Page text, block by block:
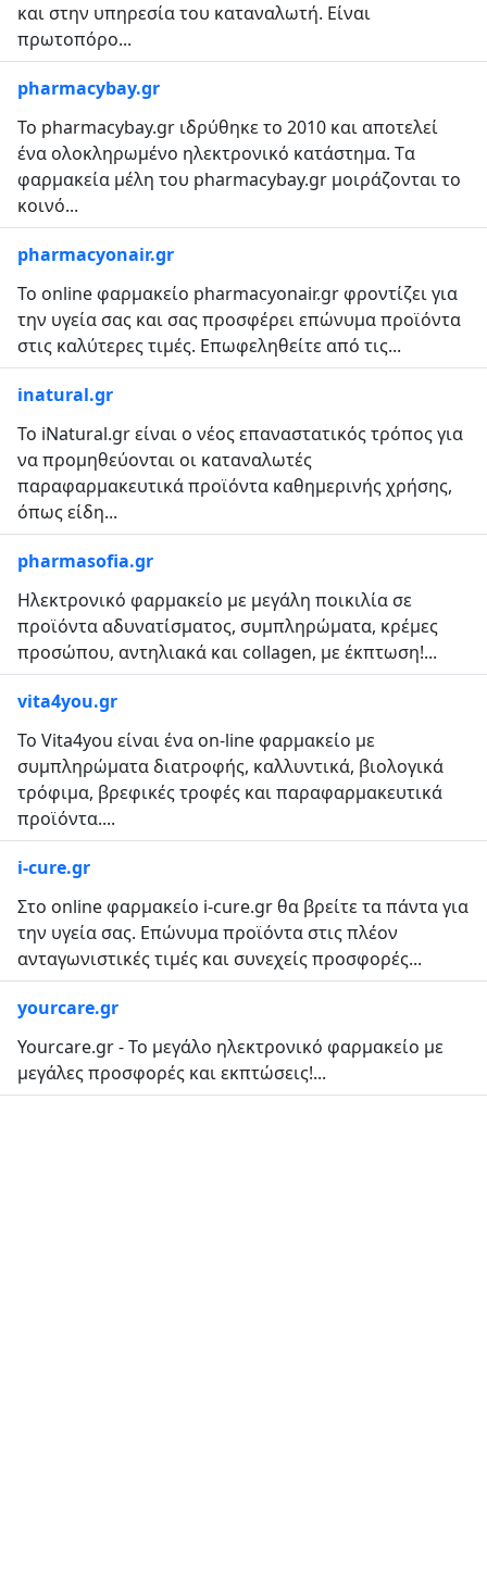
και στην υπηρεσία του καταναλωτή. Είναι
πρωτοπόρο...
pharmacybay.gr
Το pharmacybay.gr ιδρύθηκε το 2010 και αποτελεί
ένα ολοκληρωμένο ηλεκτρονικό κατάστημα. Tα
φαρμακεία μέλη του pharmacybay.gr μοιράζονται το
κοινό...
pharmacyonair.gr
Το online φαρμακείο pharmacyonair.gr φροντίζει για
την υγεία σας και σας προσφέρει επώνυμα προϊόντα
στις καλύτερες τιμές. Επωφεληθείτε από τις...
inatural.gr
Το iΝatural.gr είναι ο νέος επαναστατικός τρόπος για
να προμηθεύονται οι καταναλωτές
παραφαρμακευτικά προϊόντα καθημερινής χρήσης,
όπως είδη...
pharmasofia.gr
Ηλεκτρονικό φαρμακείο με μεγάλη ποικιλία σε
προϊόντα αδυνατίσματος, συμπληρώματα, κρέμες
προσώπου, αντηλιακά και collagen, με έκπτωση!...
vita4you.gr
Το Vita4you είναι ένα on-line φαρμακείο με
συμπληρώματα διατροφής, καλλυντικά, βιολογικά
τρόφιμα, βρεφικές τροφές και παραφαρμακευτικά
προϊόντα....
i-cure.gr
Στο online φαρμακείο i-cure.gr θα βρείτε τα πάντα για
την υγεία σας. Επώνυμα προϊόντα στις πλέον
ανταγωνιστικές τιμές και συνεχείς προσφορές...
yourcare.gr
Yourcare.gr - Το μεγάλο ηλεκτρονικό φαρμακείο με
μεγάλες προσφορές και εκπτώσεις!...